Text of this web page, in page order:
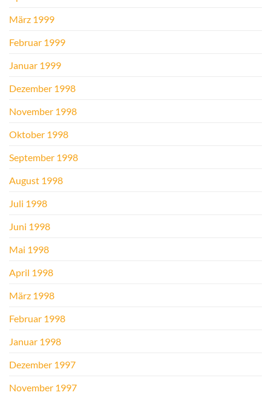
März 1999
Februar 1999
Januar 1999
Dezember 1998
November 1998
Oktober 1998
September 1998
August 1998
Juli 1998
Juni 1998
Mai 1998
April 1998
März 1998
Februar 1998
Januar 1998
Dezember 1997
November 1997